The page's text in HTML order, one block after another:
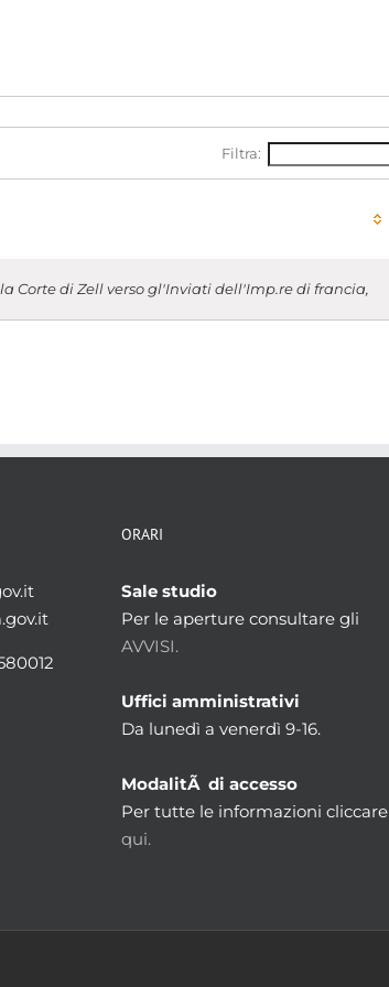
Filtra:
Corte di Zell verso gl'Inviati dell'Imp.re di francia,
ORARI
Sale studio
Per le aperture consultare gli
AVVISI.
Uffici amministrativi
Da lunedì a venerdì 9-16.
ModalitÃ di accesso
Per tutte le informazioni cliccare
qui.